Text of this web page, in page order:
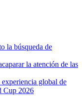
la búsqueda de
la atención de las
global de
Cup 2026